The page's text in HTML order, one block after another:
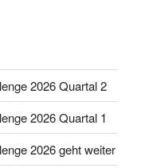
2026 Quartal 2
2026 Quartal 1
2026 geht weiter